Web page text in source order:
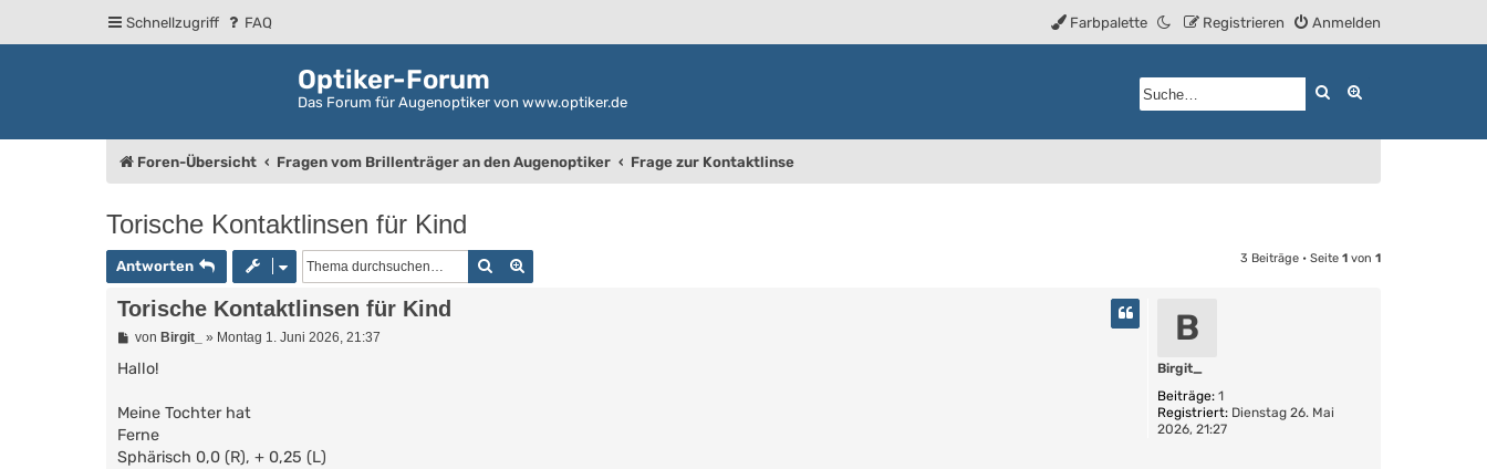
Schnellzugriff FAQ Anmelden
Registrieren
Farbpalette
Optiker-Forum
Das Forum für Augenoptiker von www.optiker.de
Suche
Foren-Übersicht Fragen vom Brillenträger an den Augenoptiker Frage zur Kontaktlinse
Torische Kontaktlinsen für Kind
Antworten Suche 3 Beiträge • Seite 1 von 1
B
Birgit_
Beiträge: 1
Registriert: Dienstag 26. Mai
2026, 21:27
Torische Kontaktlinsen für Kind
B
i
a
g
von Birgit_ » Montag 1. Juni 2026, 21:37
Hallo!
Meine Tochter hat
Ferne
Sphärisch 0,0 (R), + 0,25 (L)